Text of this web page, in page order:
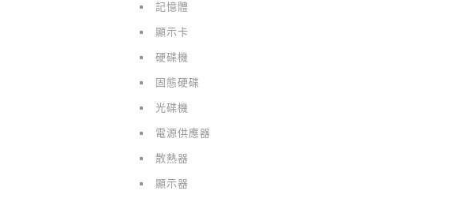
記憶體
顯示卡
硬碟機
固態硬碟
光碟機
電源供應器
散熱器
顯示器